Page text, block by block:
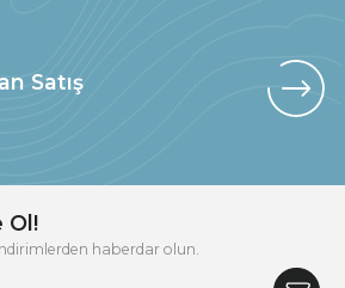
Satış
Ol!
haberdar olun.